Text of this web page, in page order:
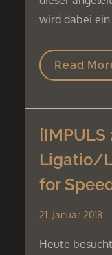
wird dabei
Read
[IMPULS
Ligatio/
for
21. Januar 2018
Heute